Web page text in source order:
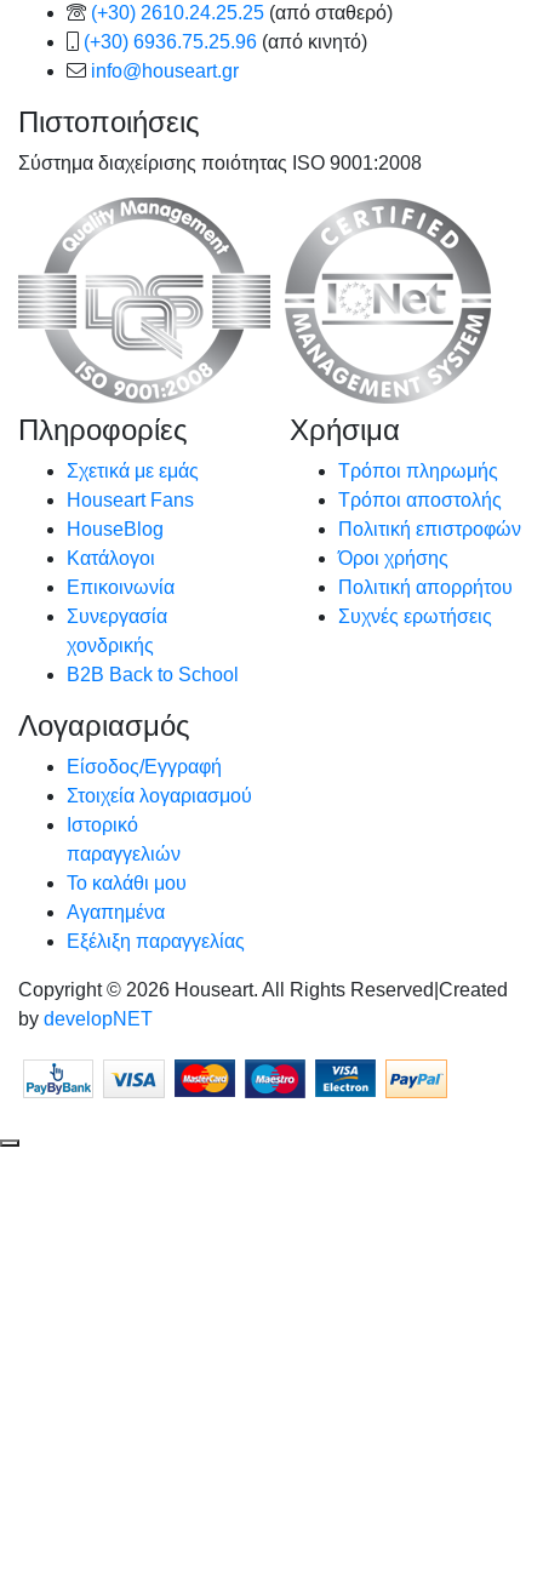
(+30) 2610.24.25.25 (από σταθερό)
(+30) 6936.75.25.96 (από κινητό)
info@houseart.gr
Πιστοποιήσεις
Σύστημα διαχείρισης ποιότητας ISO 9001:2008
Πληροφορίες
Σχετικά με εμάς
Houseart Fans
HouseBlog
Κατάλογοι
Επικοινωνία
Συνεργασία
χονδρικής
B2B Back to School
Χρήσιμα
Τρόποι πληρωμής
Τρόποι αποστολής
Πολιτική επιστροφών
Όροι χρήσης
Πολιτική απορρήτου
Συχνές ερωτήσεις
Λογαριασμός
Είσοδος/Εγγραφή
Στοιχεία λογαριασμού
Ιστορικό
παραγγελιών
Το καλάθι μου
Αγαπημένα
Εξέλιξη παραγγελίας
Copyright © 2026 Houseart. All Rights Reserved Created
by developNET